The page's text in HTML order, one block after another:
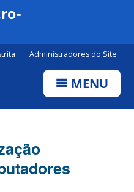
Administradores do Site
MENU